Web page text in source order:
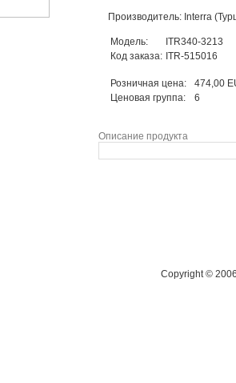
Производитель: Interra
Модель:
ITR340-3213
Код заказа: ITR-515016
Розничная цена:
474,00
Ценовая группа:
6
Описание продукта
Copyright ©